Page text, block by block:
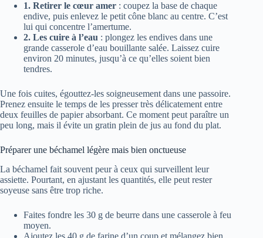
1. Retirer le cœur amer : coupez la base de chaque
endive, puis enlevez le petit cône blanc au centre. C’est
lui qui concentre l’amertume.
2. Les cuire à l’eau : plongez les endives dans une
grande casserole d’eau bouillante salée. Laissez cuire
environ 20 minutes, jusqu’à ce qu’elles soient bien
tendres.
Une fois cuites, égouttez-les soigneusement dans une passoire.
Prenez ensuite le temps de les presser très délicatement entre
deux feuilles de papier absorbant. Ce moment peut paraître un
peu long, mais il évite un gratin plein de jus au fond du plat.
Préparer une béchamel légère mais bien onctueuse
La béchamel fait souvent peur à ceux qui surveillent leur
assiette. Pourtant, en ajustant les quantités, elle peut rester
soyeuse sans être trop riche.
Faites fondre les 30 g de beurre dans une casserole à feu
moyen.
Ajoutez les 40 g de farine d’un coup et mélangez bien,